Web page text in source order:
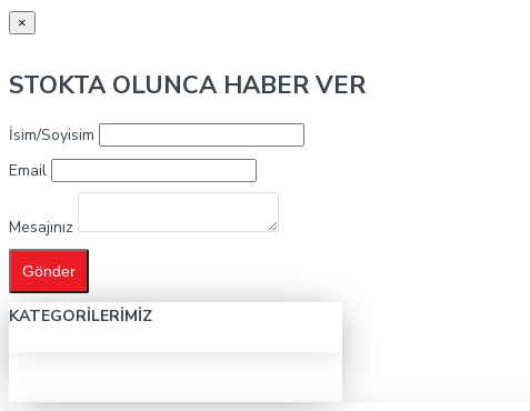
×
STOKTA OLUNCA HABER VER
İsim/Soyisim
Email
Mesajınız
Gönder
KATEGORILERIMIZ